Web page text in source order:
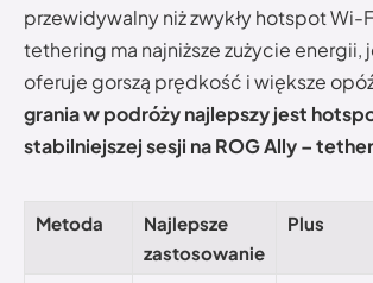
przewidywalny niż zwykły hotspot Wi-
tethering ma najniższe zużycie energii,
oferuje gorszą prędkość i większe
grania w podróży najlepszy jest
stabilniejszej sesji na ROG Ally –
Metoda
Najlepsze
zastosowanie
Plus